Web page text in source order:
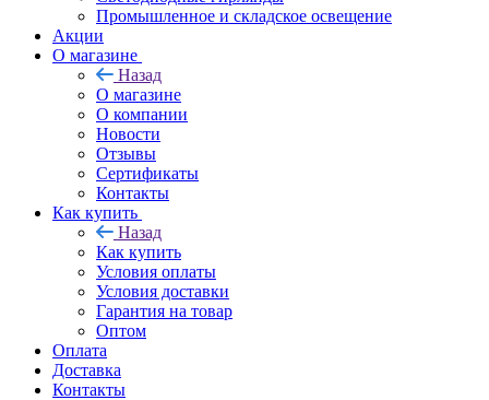
Промышленное и складское освещение
Акции
О магазине
Назад
О магазине
О компании
Новости
Отзывы
Сертификаты
Контакты
Как купить
Назад
Как купить
Условия оплаты
Условия доставки
Гарантия на товар
Оптом
Оплата
Доставка
Контакты